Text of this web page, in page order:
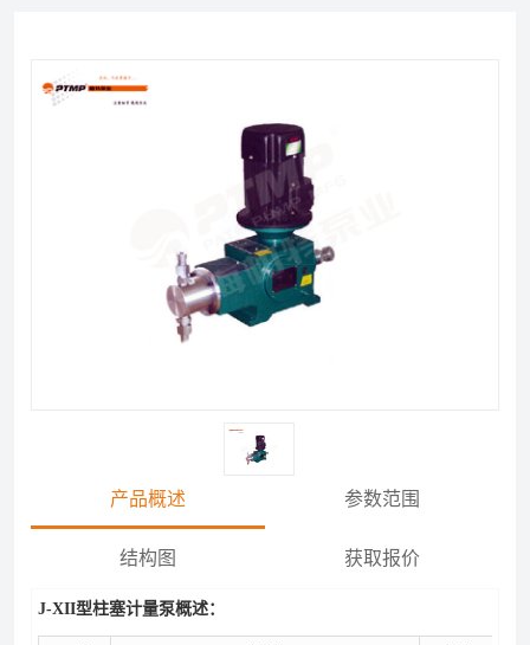
021-56037469
+86-21-56386999
上海市静安区共和新路3088弄（祥腾财富广场）2号
产品概述 参数范围
结构图 获取报价
J-XII型柱塞计量泵概述：